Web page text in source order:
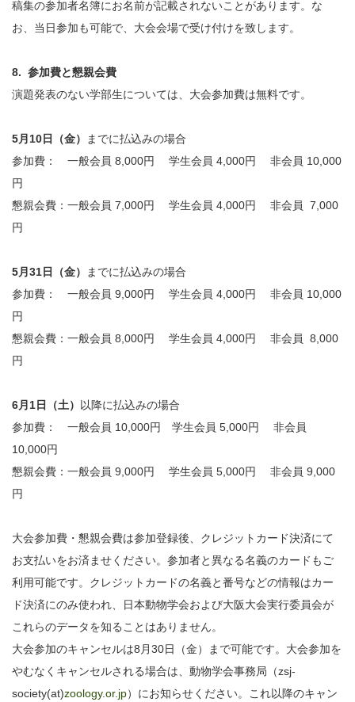
稿集の参加者名簿にお名前が記載されないことがあります。な
お、当日参加も可能で、大会会場で受け付けを致します。
8. 参加費と懇親会費
演題発表のない学部生については、大会参加費は無料です。
5月10日（金）
までに払込みの場合
参加費： 一般会員 8,000円 学生会員 4,000円 非会員 10,000
円
懇親会費：一般会員 7,000円 学生会員 4,000円 非会員 7,000
円
5月31日（金）
までに払込みの場合
参加費： 一般会員 9,000円 学生会員 4,000円 非会員 10,000
円
懇親会費：一般会員 8,000円 学生会員 4,000円 非会員 8,000
円
6月1日（土）
以降に払込みの場合
参加費： 一般会員 10,000円 学生会員 5,000円 非会員
10,000円
懇親会費：一般会員 9,000円 学生会員 5,000円 非会員 9,000
円
大会参加費・懇親会費は参加登録後、クレジットカード決済にて
お支払いをお済ませください。参加者と異なる名義のカードもご
利用可能です。クレジットカードの名義と番号などの情報はカー
ド決済にのみ使われ、日本動物学会および大阪大会実行委員会が
これらのデータを知ることはありません。
大会参加のキャンセルは8月30日（金）まで可能です。大会参加を
やむなくキャンセルされる場合は、動物学会事務局（zsj-
society(at)zoology.or.jp）にお知らせください。これ以降のキャン